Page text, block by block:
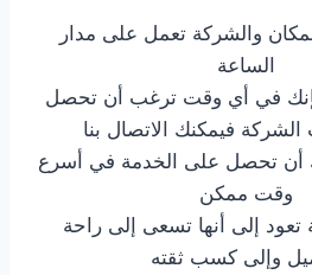
والشركة تعمل على مدار
الساعة
في أي وقت ترغب أن تحصل
فيمكنك الاتصال بنا
تحصل على الخدمة في أسرع
وقت ممكن
تعود إلى أنها تسعى إلى راحة
وإلى كسب ثقته